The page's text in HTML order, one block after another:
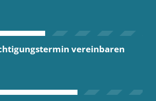
vereinbaren